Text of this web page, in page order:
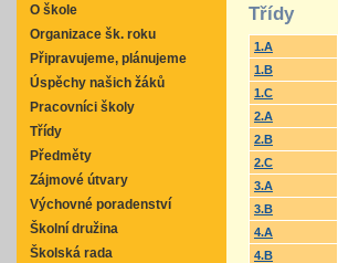
O škole
Organizace šk. roku
Připravujeme, plánujeme
Úspěchy našich žáků
Pracovníci školy
Třídy
Předměty
Zájmové útvary
Výchovné poradenství
Školní družina
Školská rada
Třídy
1.A
1.B
1.C
2.A
2.B
2.C
3.A
3.B
4.A
4.B